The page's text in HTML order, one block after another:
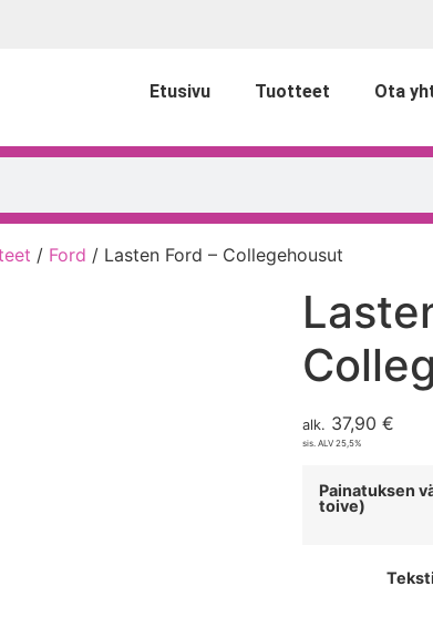
Etusivu Tuotteet Ota
/ Ford / Lasten Ford – Collegehousut
alk. 37,90€
sis. ALV 25,5%
Painatuksen
toive)